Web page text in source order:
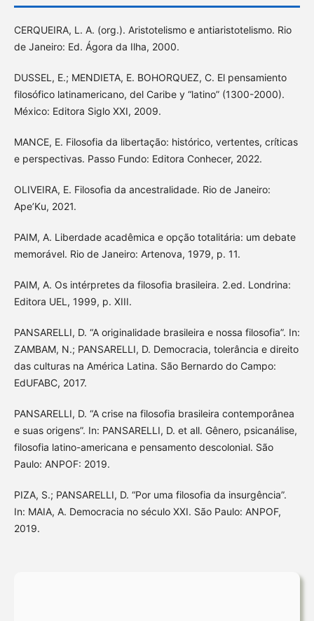
CERQUEIRA, L. A. (org.). Aristotelismo e antiaristotelismo. Rio
de Janeiro: Ed. Ágora da Ilha, 2000.
DUSSEL, E.; MENDIETA, E. BOHORQUEZ, C. El pensamiento
filosófico latinamericano, del Caribe y “latino” (1300-2000).
México: Editora Siglo XXI, 2009.
MANCE, E. Filosofia da libertação: histórico, vertentes, críticas
e perspectivas. Passo Fundo: Editora Conhecer, 2022.
OLIVEIRA, E. Filosofia da ancestralidade. Rio de Janeiro:
Ape’Ku, 2021.
PAIM, A. Liberdade acadêmica e opção totalitária: um debate
memorável. Rio de Janeiro: Artenova, 1979, p. 11.
PAIM, A. Os intérpretes da filosofia brasileira. 2.ed. Londrina:
Editora UEL, 1999, p. XIII.
PANSARELLI, D. “A originalidade brasileira e nossa filosofia”. In:
ZAMBAM, N.; PANSARELLI, D. Democracia, tolerância e direito
das culturas na América Latina. São Bernardo do Campo:
EdUFABC, 2017.
PANSARELLI, D. “A crise na filosofia brasileira contemporânea
e suas origens”. In: PANSARELLI, D. et all. Gênero, psicanálise,
filosofia latino-americana e pensamento descolonial. São
Paulo: ANPOF: 2019.
PIZA, S.; PANSARELLI, D. “Por uma filosofia da insurgência”.
In: MAIA, A. Democracia no século XXI. São Paulo: ANPOF,
2019.